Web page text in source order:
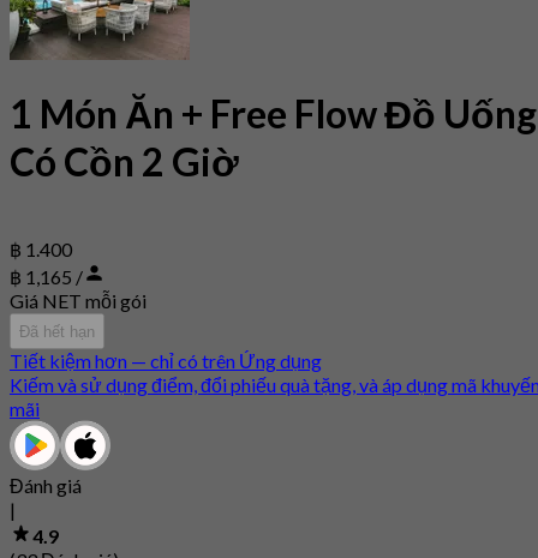
1 Món Ăn + Free Flow Đồ Uống
Có Cồn 2 Giờ
฿ 1.400
฿ 1,165 /
Giá NET mỗi gói
Đã hết hạn
Tiết kiệm hơn — chỉ có trên Ứng dụng
Kiếm và sử dụng điểm, đổi phiếu quà tặng, và áp dụng mã
mãi
Đánh giá
|
4.9